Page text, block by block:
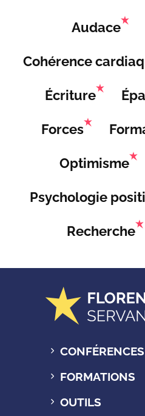
Audace
Cohérence
Écriture
Forces
Optimisme
Psychologie
Recherche
CONFÉRENCES
FORMATIONS
OUTILS